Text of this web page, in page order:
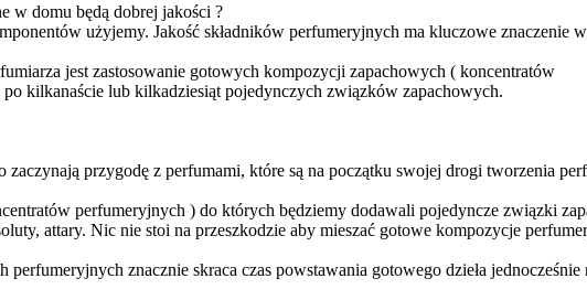
w domu będą dobrej jakości ?
użyjemy. Jakość składników perfumeryjnych ma kluczowe znaczenie
jest zastosowanie gotowych kompozycji zapachowych ( koncentratów
kilkanaście lub kilkadziesiąt pojedynczych związków zapachowych.
przygodę z perfumami, które są na początku swojej drogi tworzenia
perfumeryjnych ) do których będziemy dodawali pojedyncze związki
attary. Nic nie stoi na przeszkodzie aby mieszać gotowe kompozycje
znacznie skraca czas powstawania gotowego dzieła jednocześnie